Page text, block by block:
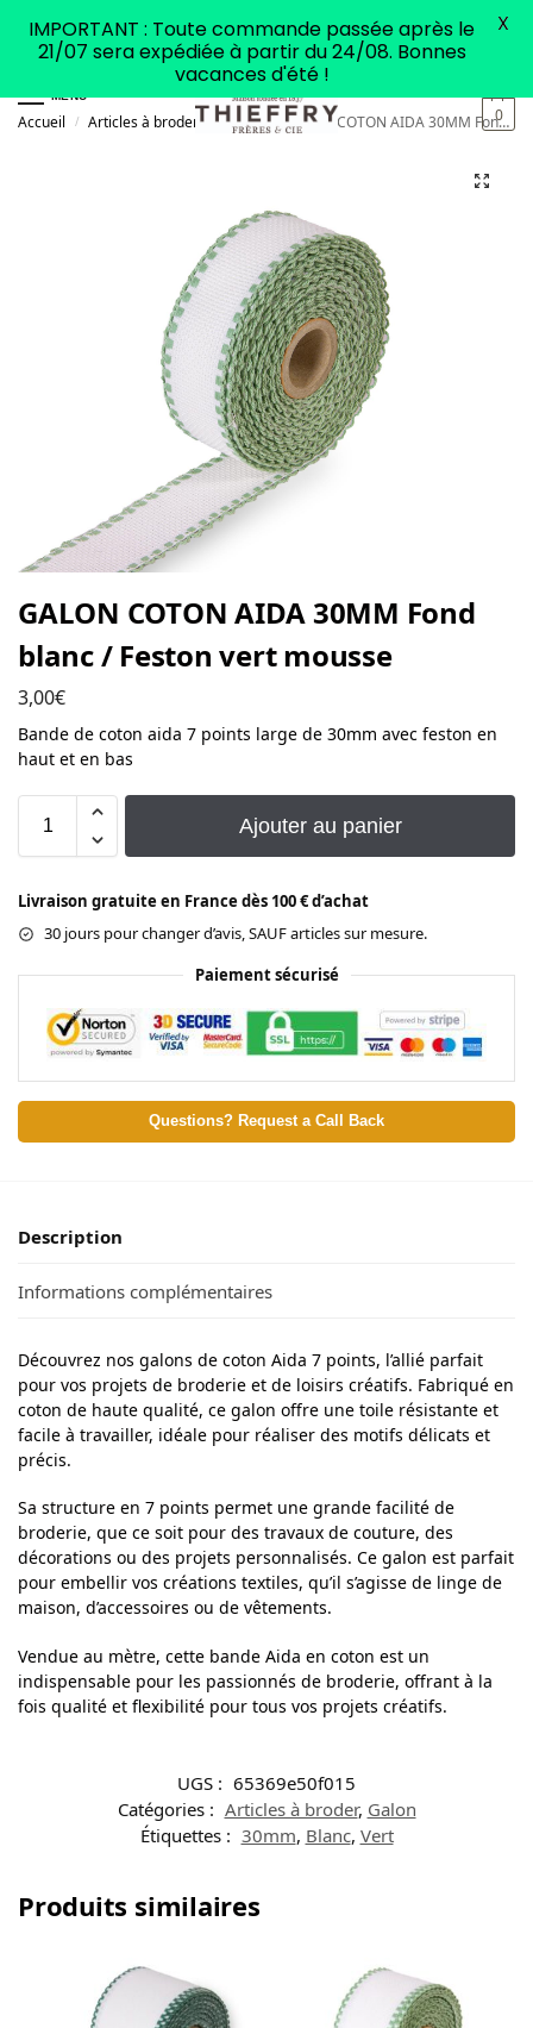
MENU
0
Accueil / Articles à broder Galon / GALON COTON AIDA 30MM Fond blanc / Feston vert mousse
GALON COTON AIDA 30MM Fond
blanc / Feston vert mousse
3,00€
Bande de coton aida 7 points large de 30mm avec feston en
haut et en bas
Ajouter au panier
Livraison gratuite en France dès 100 € d’achat
30 jours pour changer d’avis, SAUF articles sur mesure.
Paiement sécurisé
Questions? Request a Call Back
Description
Informations complémentaires
Découvrez nos galons de coton Aida 7 points, l’allié parfait
pour vos projets de broderie et de loisirs créatifs. Fabriqué en
coton de haute qualité, ce galon offre une toile résistante et
facile à travailler, idéale pour réaliser des motifs délicats et
précis.
Sa structure en 7 points permet une grande facilité de
broderie, que ce soit pour des travaux de couture, des
décorations ou des projets personnalisés. Ce galon est parfait
pour embellir vos créations textiles, qu’il s’agisse de linge de
maison, d’accessoires ou de vêtements.
Vendue au mètre, cette bande Aida en coton est un
indispensable pour les passionnés de broderie, offrant à la
fois qualité et flexibilité pour tous vos projets créatifs.
UGS : 65369e50f015
Catégories : Articles à broder, Galon
Étiquettes : 30mm, Blanc, Vert
Produits similaires
IMPORTANT : Toute commande passée après le
21/07 sera expédiée à partir du 24/08. Bonnes
vacances d'été !
X